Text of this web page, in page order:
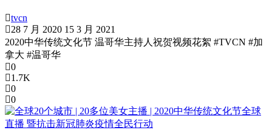
tvcn
28 7 月 2020 15 3 月 2021
2020中华传统文化节 温哥华主持人祝贺视频花絮 #TVCN #加
拿大 #温哥华
0
1.7K
0
0